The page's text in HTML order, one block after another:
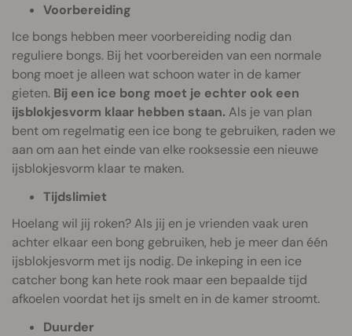
Voorbereiding
Ice bongs hebben meer voorbereiding nodig dan
reguliere bongs. Bij het voorbereiden van een normale
bong moet je alleen wat schoon water in de kamer
gieten. Bij een ice bong moet je echter ook een
ijsblokjesvorm klaar hebben staan. Als je van plan
bent om regelmatig een ice bong te gebruiken, raden we
aan om aan het einde van elke rooksessie een nieuwe
ijsblokjesvorm klaar te maken.
Tijdslimiet
Hoelang wil jij roken? Als jij en je vrienden vaak uren
achter elkaar een bong gebruiken, heb je meer dan één
ijsblokjesvorm met ijs nodig. De inkeping in een ice
catcher bong kan hete rook maar een bepaalde tijd
afkoelen voordat het ijs smelt en in de kamer stroomt.
Duurder